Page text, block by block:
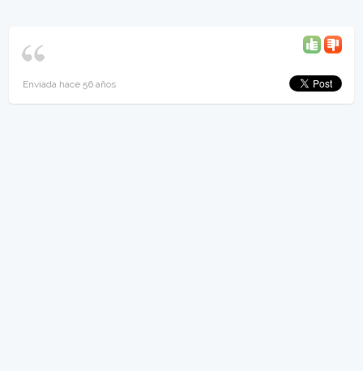
Enviada hace 56 años